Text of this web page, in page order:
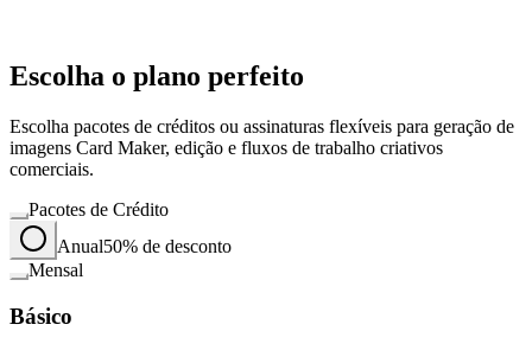
Escolha o plano perfeito
Escolha pacotes de créditos ou assinaturas flexíveis para geração de
imagens Card Maker, edição e fluxos de trabalho criativos
comerciais.
Pacotes de Crédito
Anual50% de desconto
Mensal
Básico